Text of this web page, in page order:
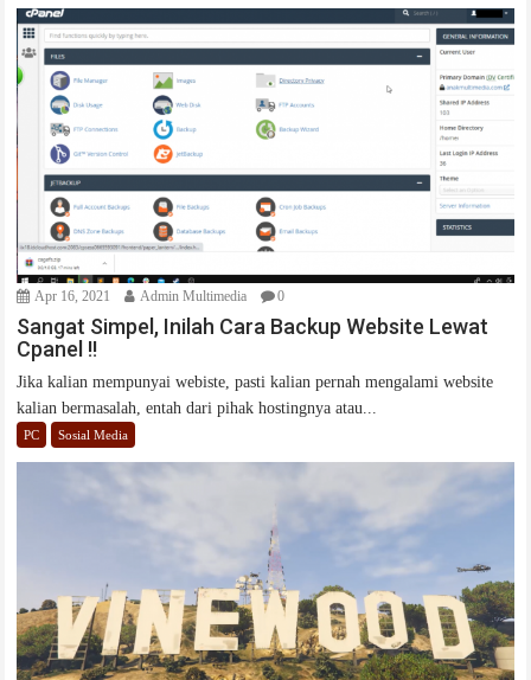
Apr 16, 2021 Admin Multimedia 0
Sangat Simpel, Inilah Cara Backup Website Lewat
Cpanel !!
Jika kalian mempunyai webiste, pasti kalian pernah mengalami website
kalian bermasalah, entah dari pihak hostingnya atau...
PC Sosial Media